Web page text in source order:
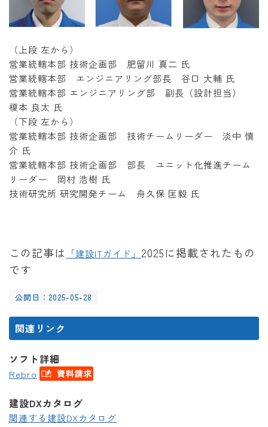
（上段 左から）
営業統轄本部 技術企画部 肥留川 真二 氏
営業統轄本部 エンジニアリング部長 谷口 大輔 氏
営業統轄本部 エンジニアリング部 副長（設計担当）
榎本 良太 氏
（下段 左から）
営業統轄本部 技術企画部 技術チームリーダー 淡中 慎
介 氏
営業統轄本部 技術企画部 部長 ユニット化推進チーム
リーダー 岡村 浩樹 氏
技術研究所 研究開発チーム 舟久保 匡毅 氏
この記事は 「建設ITガイド」 2025に掲載されたもの
です
公開日：2025-05-28
関連リンク
ソフト詳細
Rebro
建設DXカタログ
関連する建設DXカタログ